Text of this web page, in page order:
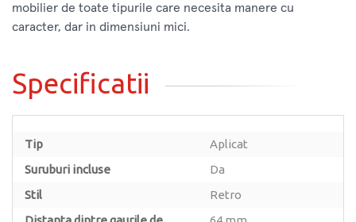
mobilier de toate tipurile care necesita manere cu
caracter, dar in dimensiuni mici.
Specificatii
Tip
Aplicat
Suruburi incluse
Da
Stil
Retro